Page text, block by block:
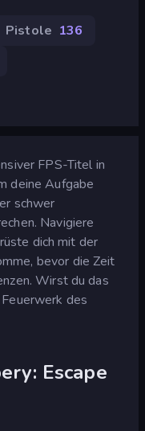
Pistole 136
FPS-Titel in
deine Aufgabe
schwer
Navigiere
dich mit der
bevor die Zeit
Wirst du das
des
Escape